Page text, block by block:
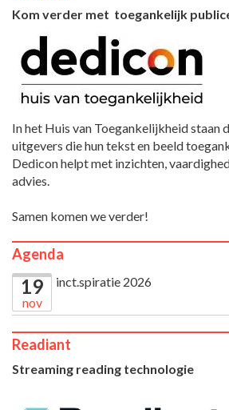
Kom verder met toegankelijk
In het Huis van Toegankelijkheid staan
uitgevers die hun tekst en beeld
Dedicon helpt met inzichten,
advies.
Samen komen we verder!
Agenda
19
nov
inct.spiratie 2026
Readiant
Streaming reading technologie